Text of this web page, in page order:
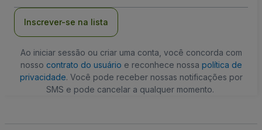
Inscrever-se na lista
Ao iniciar sessão ou criar uma conta, você concorda com
nosso contrato do usuário e reconhece nossa política de
privacidade. Você pode receber nossas notificações por
SMS e pode cancelar a qualquer momento.